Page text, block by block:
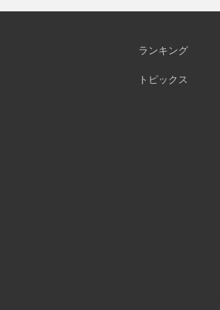
ランキング
トピックス